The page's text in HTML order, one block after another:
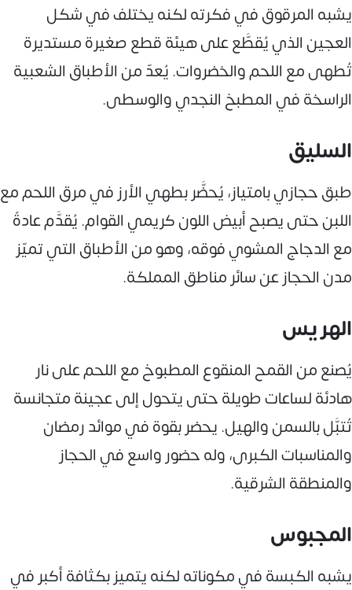
يشبه المرقوق في فكرته لكنه يختلف في شكل
العجين الذي يُقطَّع على هيئة قطع صغيرة مستديرة
تُطهى مع اللحم والخضروات. يُعدّ من الأطباق الشعبية
الراسخة في المطبخ النجدي والوسطى.
السليق
طبق حجازي بامتياز، يُحضَّر بطهي الأرز في مرق اللحم مع
اللبن حتى يصبح أبيض اللون كريمي القوام. يُقدَّم عادةً
مع الدجاج المشوي فوقه، وهو من الأطباق التي تميّز
مدن الحجاز عن سائر مناطق المملكة.
الهريس
يُصنع من القمح المنقوع المطبوخ مع اللحم على نار
هادئة لساعات طويلة حتى يتحول إلى عجينة متجانسة
تُتبَّل بالسمن والهيل. يحضر بقوة في موائد رمضان
والمناسبات الكبرى، وله حضور واسع في الحجاز
والمنطقة الشرقية.
المجبوس
يشبه الكبسة في مكوناته لكنه يتميز بكثافة أكبر في